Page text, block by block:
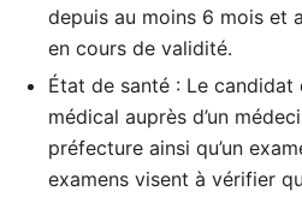
depuis au moins 6 mois et
en cours de validité.
État de santé : Le
médical auprès d’un
préfecture ainsi qu’un
examens visent à vérifier